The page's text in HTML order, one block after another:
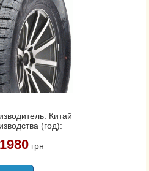
Китай
(год):
1980грн